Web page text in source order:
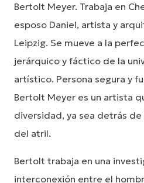
Bertolt Meyer. Trabaja en
esposo Daniel, artista y
Leipzig. Se mueve a la
jerárquico y fáctico de la
artístico. Persona segura y
Bertolt Meyer es un artista
diversidad, ya sea detrás
del atril.
Bertolt trabaja en una
interconexión entre el